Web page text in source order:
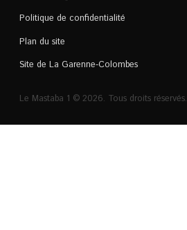
Politique de confidentialité
Plan du site
Site de La Garenne-Colombes
Le Mastaba 1 © 2026. Tous droits réservés.